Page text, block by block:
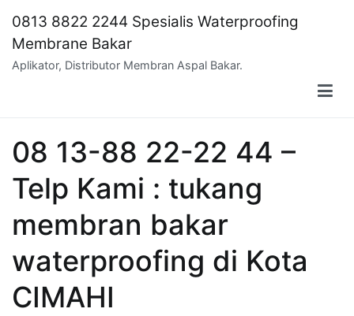
content
0813 8822 2244 Spesialis Waterproofing
Membrane Bakar
Aplikator, Distributor Membran Aspal Bakar.
08 13-88 22-22 44 –
Telp Kami : tukang
membran bakar
waterproofing di Kota
CIMAHI